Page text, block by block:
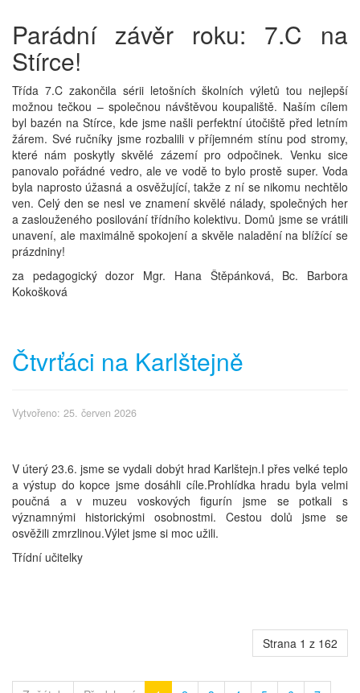
Parádní závěr roku: 7.C na
Stírce!
Třída 7.C zakončila sérii letošních školních výletů tou nejlepší
možnou tečkou – společnou návštěvou koupaliště. Naším cílem
byl bazén na Stírce, kde jsme našli perfektní útočiště před letním
žárem. Své ručníky jsme rozbalili v příjemném stínu pod stromy,
které nám poskytly skvělé zázemí pro odpočinek. Venku sice
panovalo pořádné vedro, ale ve vodě to bylo prostě super. Voda
byla naprosto úžasná a osvěžující, takže z ní se nikomu nechtělo
ven. Celý den se nesl ve znamení skvělé nálady, společných her
a zaslouženého posilování třídního kolektivu. Domů jsme se vrátili
unavení, ale maximálně spokojení a skvěle naladění na blížící se
prázdniny!
za pedagogický dozor Mgr. Hana Štěpánková, Bc. Barbora
Kokošková
Čtvrťáci na Karlštejně
Vytvořeno: 25. červen 2026
V úterý 23.6. jsme se vydali dobýt hrad Karlštejn.I přes velké teplo
a výstup do kopce jsme dosáhli cíle.Prohlídka hradu byla velmi
poučná a v muzeu voskových figurín jsme se potkali s
významnými historickými osobnostmi. Cestou dolů jsme se
osvěžili zmrzlinou.Výlet jsme si moc užili.
Třídní učitelky
Strana 1 z 162